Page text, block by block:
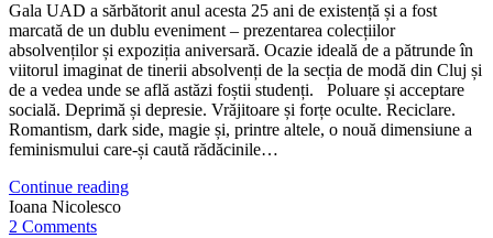
Gala UAD a sărbătorit anul acesta 25 ani de existență și a fost
marcată de un dublu eveniment – prezentarea colecțiilor
absolvenților și expoziția aniversară. Ocazie ideală de a pătrunde în
viitorul imaginat de tinerii absolvenți de la secția de modă din Cluj și
de a vedea unde se află astăzi foștii studenți. Poluare și acceptare
socială. Deprimă și depresie. Vrăjitoare și forțe oculte. Reciclare.
Romantism, dark side, magie și, printre altele, o nouă dimensiune a
feminismului care-și caută rădăcinile…
Continue reading
Ioana Nicolesco
2 Comments